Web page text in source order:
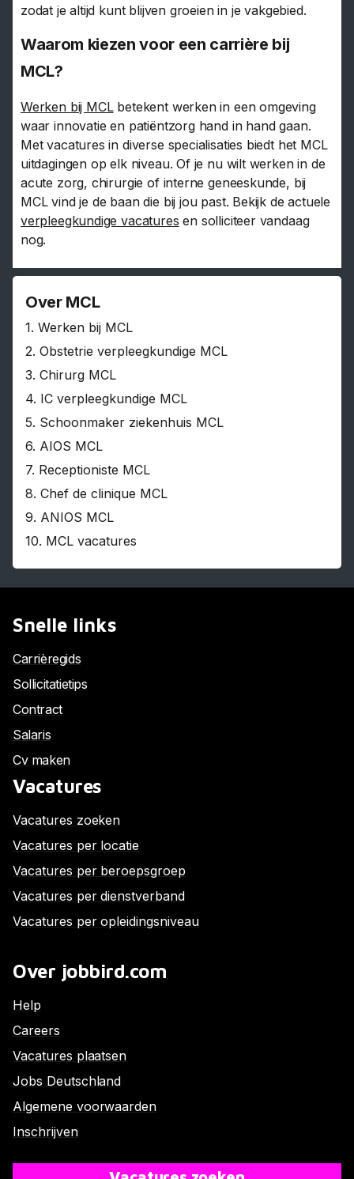
Over MCL
1. Werken bij MCL
2. Obstetrie verpleegkundige MCL
3. Chirurg MCL
4. IC verpleegkundige MCL
5. Schoonmaker ziekenhuis MCL
6. AIOS MCL
7. Receptioniste MCL
8. Chef de clinique MCL
9. ANIOS MCL
10. MCL vacatures
zodat je altijd kunt blijven groeien in je vakgebied.
Waarom kiezen voor een carrière bij
MCL?
Werken bij MCLbetekent werken in een omgeving
waar innovatie en patiëntzorg hand in hand gaan.
Met vacatures in diverse specialisaties biedt het MCL
uitdagingen op elk niveau. Of je nu wilt werken in de
acute zorg, chirurgie of interne geneeskunde, bij
MCL vind je de baan die bij jou past. Bekijk de actuele
verpleegkundige vacatures en solliciteer vandaag
nog.
Snelle links
Carrièregids
Sollicitatietips
Contract
Salaris
Cv maken
Vacatures
Vacatures zoeken
Vacatures per locatie
Vacatures per beroepsgroep
Vacatures per dienstverband
Vacatures per opleidingsniveau
Over jobbird.com
Help
Careers
Vacatures plaatsen
Jobs Deutschland
Algemene voorwaarden
Inschrijven